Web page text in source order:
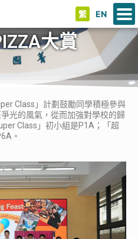
繁 EN
大賞
Class」計劃鼓勵同學積極參與
光的風氣，從而加強對學校的歸
Class」初小組是P1A；「超
。